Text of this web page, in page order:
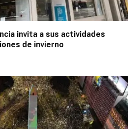
invita a sus actividades
de invierno